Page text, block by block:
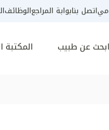
اتصل بنابوابة المراجعالوظائف
ابحث عن طبيب المكتبة